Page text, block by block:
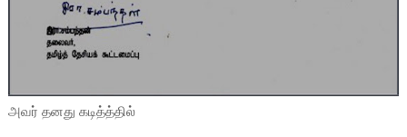
அவர் தனது கடித்த்தில்